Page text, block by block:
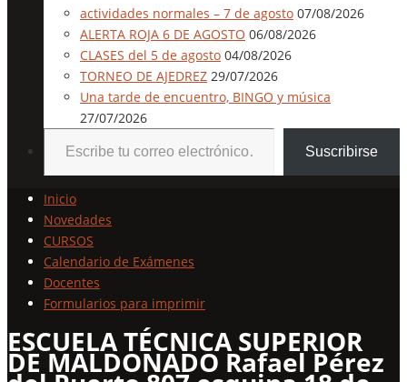
actividades normales – 7 de agosto 07/08/2026
ALERTA ROJA 6 DE AGOSTO 06/08/2026
CLASES del 5 de agosto 04/08/2026
TORNEO DE AJEDREZ 29/07/2026
Una tarde de encuentro, BINGO y música
27/07/2026
Escribe tu correo electrónico…
Suscribirse
Inicio
Novedades
CURSOS
Calendario de Exámenes
Docentes
Formularios para imprimir
ESCUELA TÉCNICA SUPERIOR
DE MALDONADO Rafael Pérez